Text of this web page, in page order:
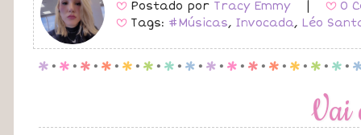
B Postado por Tracy Emmy B 0
B Tags: #Músicas, Invocada, Léo
p . p . p . p . p . p . p . p . p . p . p . p . p . p . p .
Vai